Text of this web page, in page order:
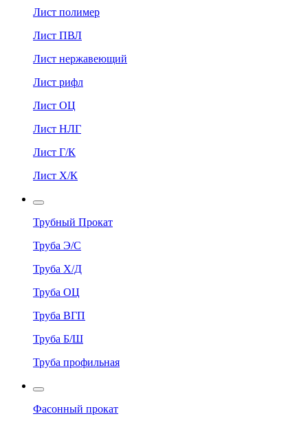
Лист полимер
Лист ПВЛ
Лист нержавеющий
Лист рифл
Лист ОЦ
Лист НЛГ
Лист Г/К
Лист Х/К
Трубный Прокат
Труба Э/С
Труба Х/Д
Труба ОЦ
Труба ВГП
Труба Б/Ш
Труба профильная
Фасонный прокат